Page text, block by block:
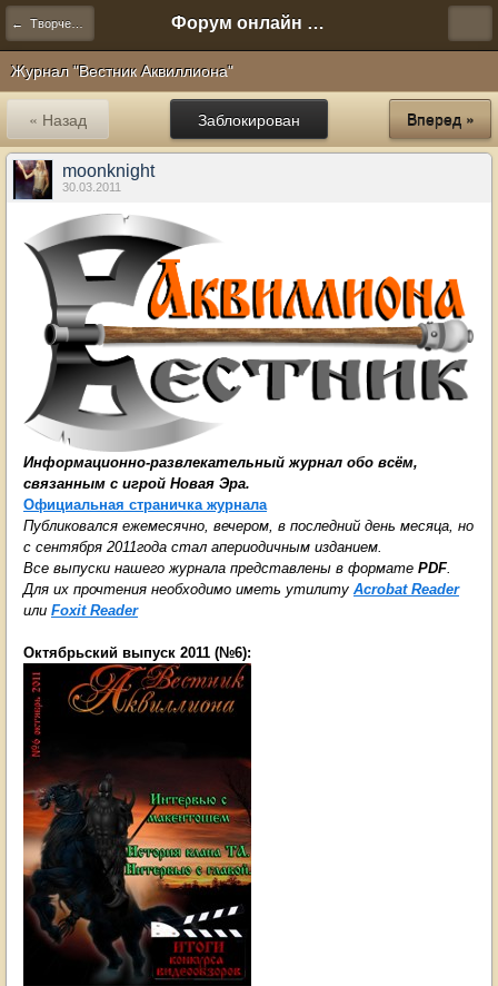
← Творчество Форум онлайн игры "Новая Эра" (Нюра Биз)
Журнал "Вестник Аквиллиона"
Заблокирован
« Назад Вперед »
moonknight
30.03.2011
Информационно-развлекательный журнал обо всём,
связанным с игрой Новая Эра.
Официальная страничка журнала
Публиковался ежемесячно, вечером, в последний день месяца, но
с сентября 2011года стал апериодичным изданием.
Все выпуски нашего журнала представлены в формате PDF.
Для их прочтения необходимо иметь утилиту Acrobat Reader
или Foxit Reader
Октябрьский выпуск 2011 (№6):